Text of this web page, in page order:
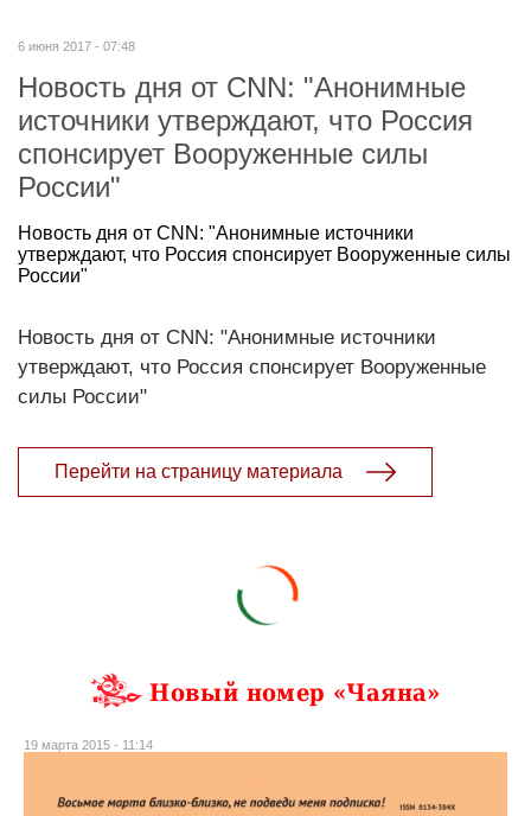
6 июня 2017 - 07:48
Новость дня от CNN: "Анонимные
источники утверждают, что Россия
спонсирует Вооруженные силы
России"
Новость дня от CNN: "Анонимные источники
утверждают, что Россия спонсирует Вооруженные силы
России"
Новость дня от CNN: "Анонимные источники
утверждают, что Россия спонсирует Вооруженные
силы России"
Перейти на страницу материала
Новый номер «Чаяна»
19 марта 2015 - 11:14